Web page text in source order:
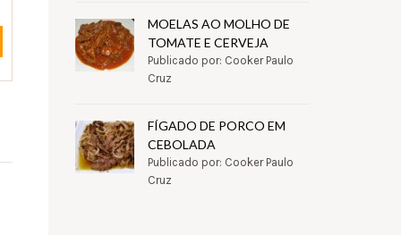
MOELAS AO MOLHO DE
TOMATE E CERVEJA
Publicado por: Cooker Paulo
Cruz
FÍGADO DE PORCO EM
CEBOLADA
Publicado por: Cooker Paulo
Cruz